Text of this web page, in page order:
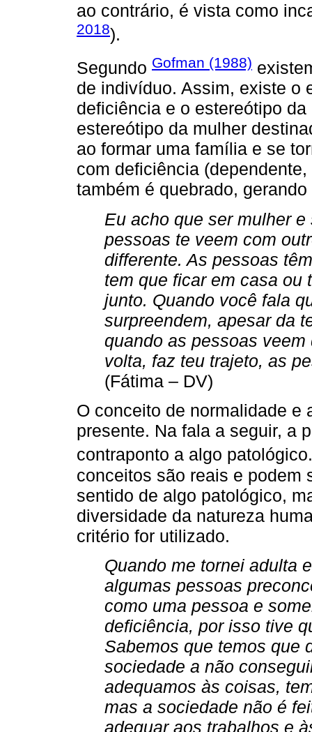
ao contrário, é vista como
2018).
Segundo Gofman (1988)
de indivíduo. Assim, existe o
deficiência e o estereótipo
estereótipo da mulher
ao formar uma família e se
com deficiência
também é quebrado,
Eu acho que ser mulher
pessoas te veem com
differente. As pessoas
tem que ficar em casa ou
junto. Quando você fala
surpreendem, apesar da
quando as pessoas
volta, faz teu trajeto, as
(Fátima – DV)
O conceito de normalidade e
presente. Na fala a seguir, a
contraponto a algo
conceitos são reais e podem
sentido de algo patológico,
diversidade da natureza
critério for utilizado.
Quando me tornei adulta
algumas pessoas
como uma pessoa e
deficiência, por isso tive
Sabemos que temos que
sociedade a não
adequamos às coisas,
mas a sociedade não é
adequar aos trabalhos e